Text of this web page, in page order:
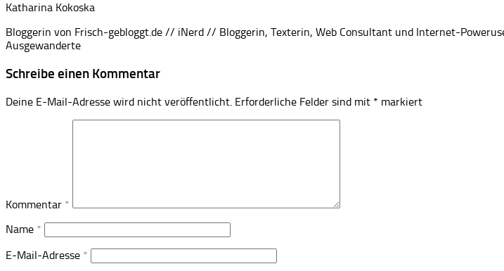
Katharina Kokoska
Bloggerin von Frisch-gebloggt.de // iNerd // Bloggerin, Texterin, Web Consultant und Internet-
Ausgewanderte
Schreibe einen Kommentar
Deine E-Mail-Adresse wird nicht veröffentlicht. Erforderliche Felder sind mit * markiert
Kommentar *
Name *
E-Mail-Adresse *